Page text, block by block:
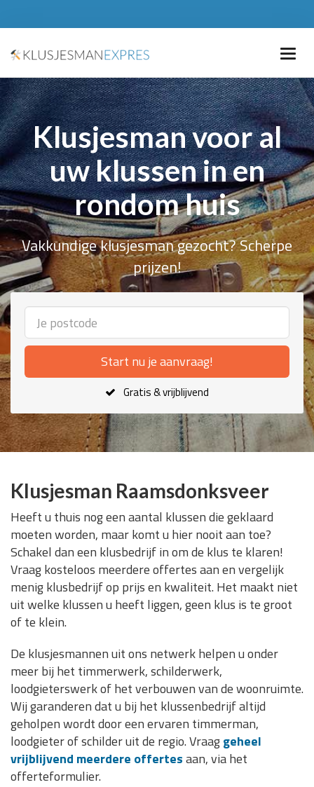
Klusjesman voor al
uw klussen in en
rondom huis
Vakkundige klusjesman gezocht? Scherpe
prijzen!
Start nu je aanvraag!
Gratis & vrijblijvend
Klusjesman Raamsdonksveer
Heeft u thuis nog een aantal klussen die geklaard
moeten worden, maar komt u hier nooit aan toe?
Schakel dan een klusbedrijf in om de klus te klaren!
Vraag kosteloos meerdere offertes aan en vergelijk
menig klusbedrijf op prijs en kwaliteit. Het maakt niet
uit welke klussen u heeft liggen, geen klus is te groot
of te klein.
De klusjesmannen uit ons netwerk helpen u onder
meer bij het timmerwerk, schilderwerk,
loodgieterswerk of het verbouwen van de woonruimte.
Wij garanderen dat u bij het klussenbedrijf altijd
geholpen wordt door een ervaren timmerman,
loodgieter of schilder uit de regio. Vraaggeheel
vrijblijvend meerdere offertesaan, via het
offerteformulier.